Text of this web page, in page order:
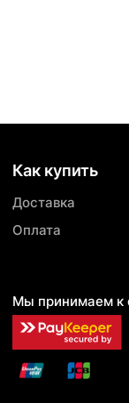
Как купить
Доставка
Оплата
Мы принимаем к